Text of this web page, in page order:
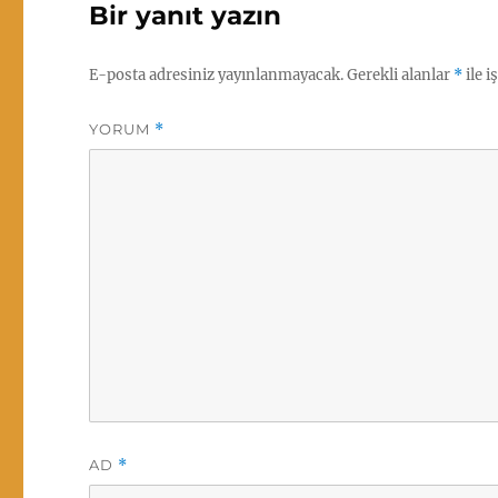
Bir yanıt yazın
E-posta adresiniz yayınlanmayacak.Gerekli alanlar *ile
YORUM *
AD *